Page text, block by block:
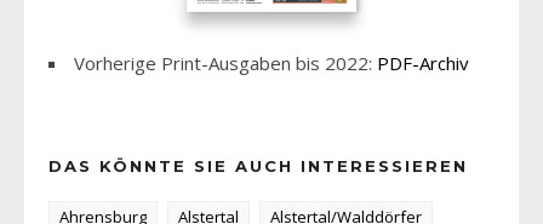
Vorherige Print-Ausgaben bis 2022: PDF-Archiv
DAS KÖNNTE SIE AUCH INTERESSIEREN
Ahrensburg Alstertal
Alstertal/Walddörfer